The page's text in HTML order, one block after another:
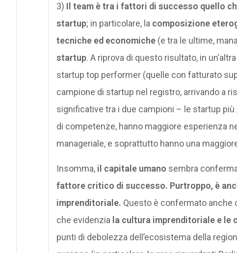
3) Il team è tra i fattori di successo quello
startup; in particolare, la composizione
tecniche ed economiche(e tra le ultime,
startup. A riprova di questo risultato, in
startup top performer (quelle con fatturato
campione di startup nel registro, arrivando a
significative tra i due campioni – le startup
di competenze, hanno maggiore esperienza
manageriale, e soprattutto hanno una
Insomma, il capitale umano sembra
fattore critico di successo. Purtroppo, è
imprenditoriale. Questo è confermato anche
che evidenzia la cultura imprenditoriale e le
punti di debolezza dell’ecosistema della